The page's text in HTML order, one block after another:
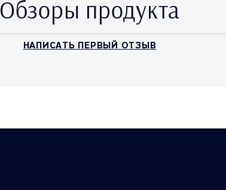
Обзоры продукта
НАПИСАТЬ ПЕРВЫЙ ОТЗЫВ